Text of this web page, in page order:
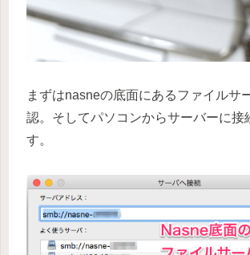
まずはnasneの底面にあるファイルサ
認。そしてパソコンからサーバーに接
す。